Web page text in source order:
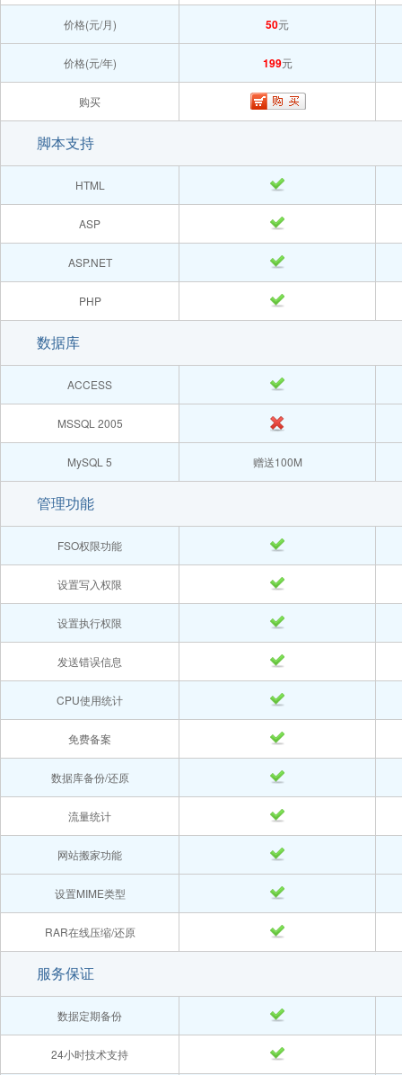
价格(元/月)
价格(元/年)
购买
脚本支持
HTML
ASP
ASP.NET
PHP
数据库
ACCESS
MSSQL 2005
MySQL 5
管理功能
FSO权限功能
设置写入权限
设置执行权限
发送错误信息
CPU使用统计
免费备案
数据库备份/还原
流量统计
网站搬家功能
设置MIME类型
RAR在线压缩/还原
服务保证
数据定期备份
24小时技术支持
50元
199元
赠送100M